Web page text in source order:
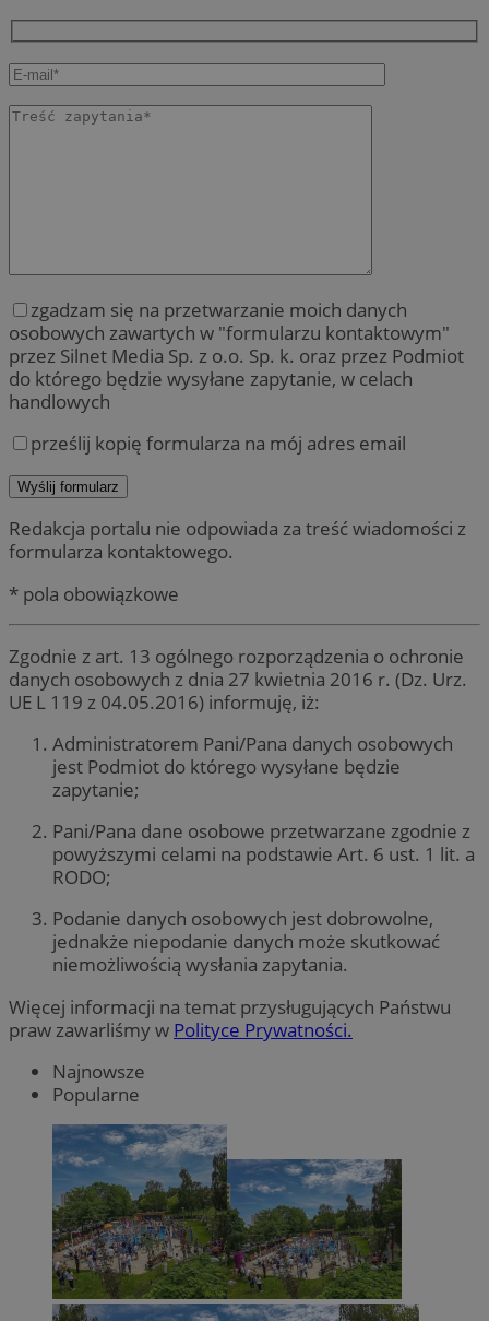
zgadzam się na przetwarzanie moich danych
osobowych zawartych w "formularzu kontaktowym"
przez Silnet Media Sp. z o.o. Sp. k. oraz przez Podmiot
do którego będzie wysyłane zapytanie, w celach
handlowych
prześlij kopię formularza na mój adres email
Redakcja portalu nie odpowiada za treść wiadomości z
formularza kontaktowego.
* pola obowiązkowe
Zgodnie z art. 13 ogólnego rozporządzenia o ochronie
danych osobowych z dnia 27 kwietnia 2016 r. (Dz. Urz.
UE L 119 z 04.05.2016) informuję, iż:
Administratorem Pani/Pana danych osobowych
jest Podmiot do którego wysyłane będzie
zapytanie;
Pani/Pana dane osobowe przetwarzane zgodnie z
powyższymi celami na podstawie Art. 6 ust. 1 lit. a
RODO;
Podanie danych osobowych jest dobrowolne,
jednakże niepodanie danych może skutkować
niemożliwością wysłania zapytania.
Więcej informacji na temat przysługujących Państwu
praw zawarliśmy w Polityce Prywatności.
Najnowsze
Popularne